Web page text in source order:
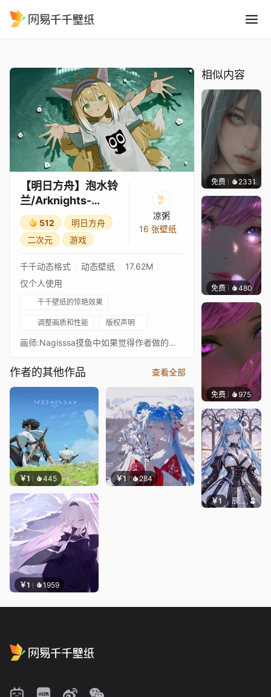
【明日方舟】泡水铃
兰/Arknights-
Suzuran
512
明日方舟
二次元
游戏
凉粥
16 张壁纸
千千动态格式 动态壁纸
17.62M
仅个人使用
千千壁纸的惊艳效果
调整画质和性能 版权声明
画师:Nagisssa摸鱼中如果觉得作者做的不错请给作者一个好评！
作者的其他作品 查看全部
￥1 445 ￥1 284
￥1 1959
相似内容
免费 2331辰东
免费 480辰东
免费 975辰东
￥1 辰东壁纸